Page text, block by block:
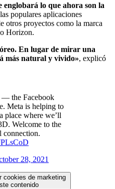
englobará lo que ahora son la
populares aplicaciones
otros proyectos como la marca
Horizon.
En lugar de mirar una
más natural y vivido», explicó
— the Facebook
Meta is helping to
place where we’ll
Welcome to the
connection.
28, 2021
cookies de marketing
contenido